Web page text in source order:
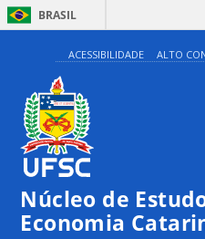
BRASIL
ACESSIBILIDADE ALTO
Núcleo de
Economia